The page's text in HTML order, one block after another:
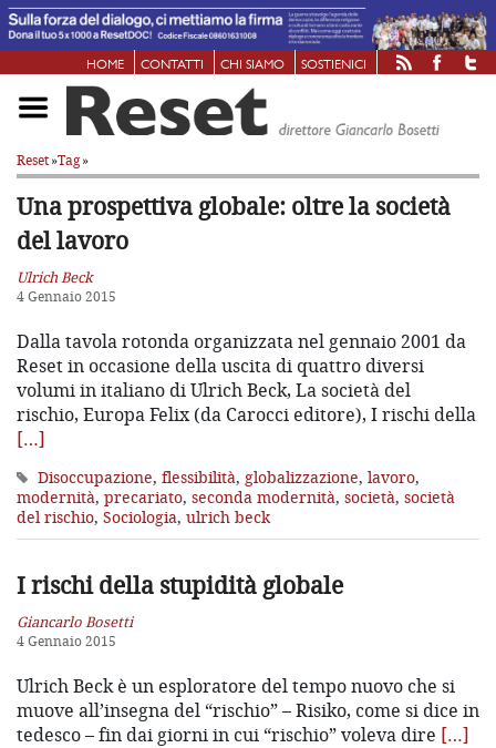
HOME CONTATTI CHI SIAMO SOSTIENICI
Reset»Tag»
Una prospettiva globale: oltre la società
del lavoro
Ulrich Beck
4 Gennaio 2015
Dalla tavola rotonda organizzata nel gennaio 2001 da
Reset in occasione della uscita di quattro diversi
volumi in italiano di Ulrich Beck, La società del
rischio, Europa Felix (da Carocci editore), I rischi della
[…]
Disoccupazione, flessibilità, globalizzazione, lavoro,
modernità, precariato, seconda modernità, società, società
del rischio, Sociologia, ulrich beck
I rischi della stupidità globale
Giancarlo Bosetti
4 Gennaio 2015
Ulrich Beck è un esploratore del tempo nuovo che si
muove all’insegna del “rischio” – Risiko, come si dice in
tedesco – fin dai giorni in cui “rischio” voleva dire […]